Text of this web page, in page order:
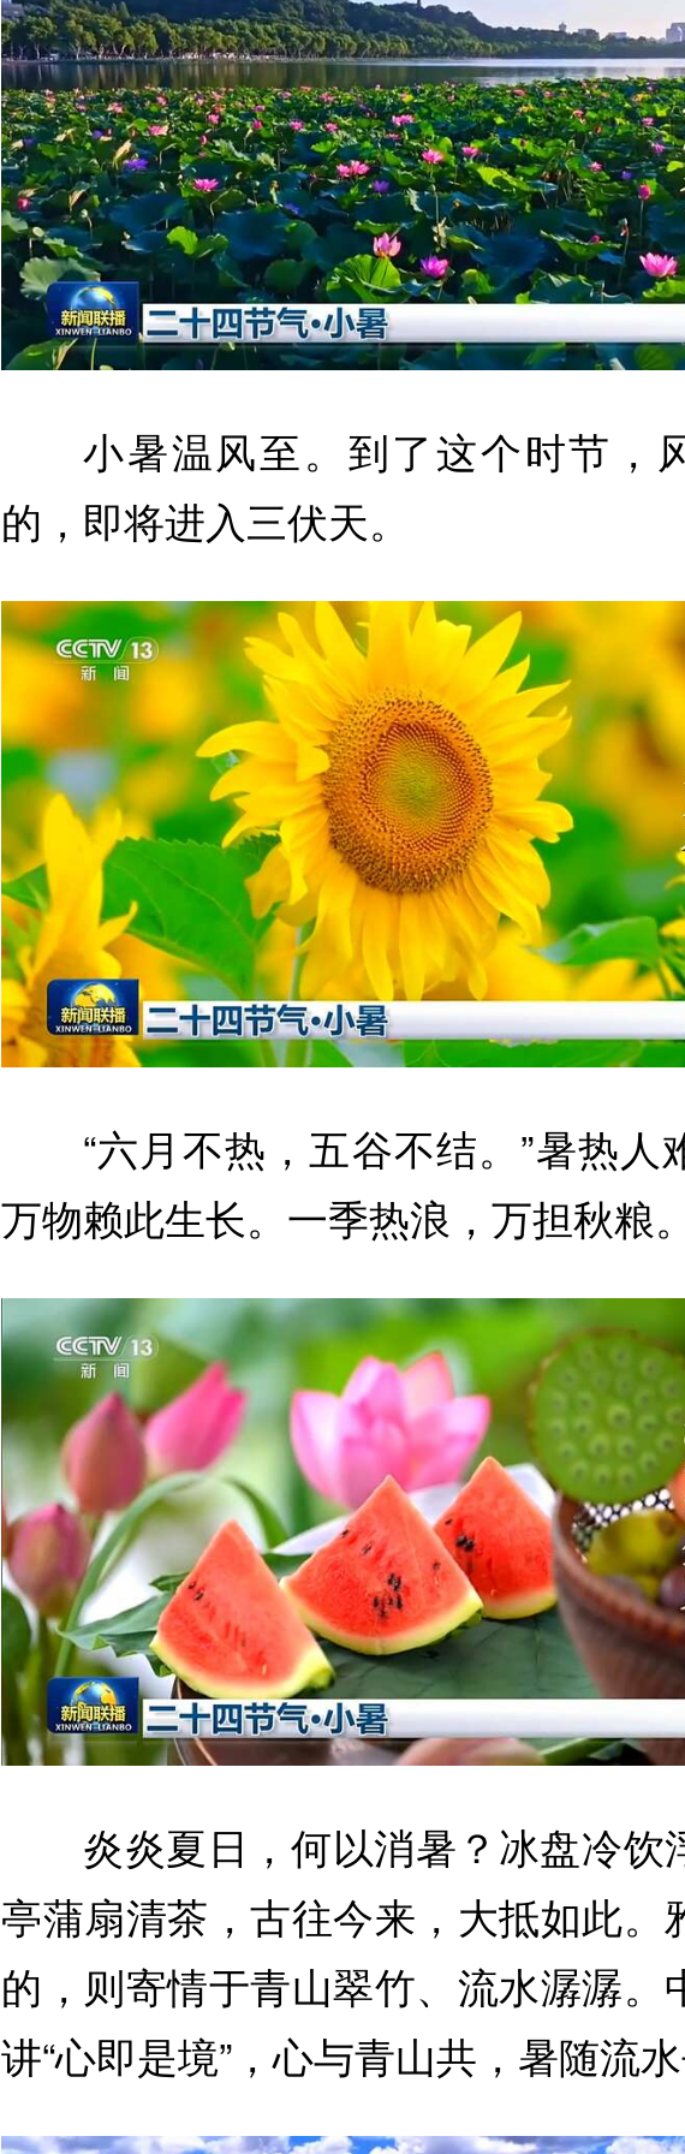
小暑温风至。到了这个时节，
的，即将进入三伏天。
“六月不热，五谷不结。”暑热人
万物赖此生长。一季热浪，万担秋粮
炎炎夏日，何以消暑？冰盘冷饮
亭蒲扇清茶，古往今来，大抵如此。
的，则寄情于青山翠竹、流水潺潺。
讲“心即是境”，心与青山共，暑随流